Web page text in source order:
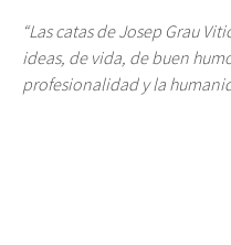
“Las catas de Josep Grau
ideas, de vida, de buen
profesionalidad y la